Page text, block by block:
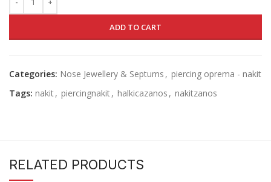
ADD TO CART
Categories: Nose Jewellery & Septums , piercing oprema - nakit
Tags: nakit, piercingnakit, halkicazanos , nakitzanos
RELATED PRODUCTS